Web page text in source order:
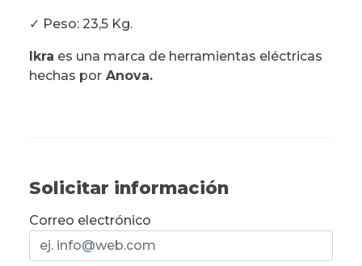
✓ Peso: 23,5 Kg.
Ikra es una marca de herramientas eléctricas
hechas por Anova.
Solicitar información
Correo electrónico